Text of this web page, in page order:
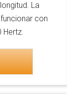
La
con
Hertz.